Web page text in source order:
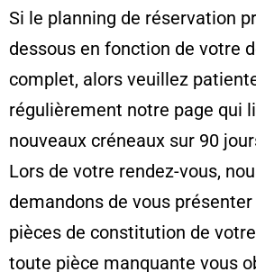
Si le planning de réservation
dessous en fonction de votre
complet, alors veuillez
régulièrement notre page qui
nouveaux créneaux sur 90
Lors de votre rendez-vous,
demandons de vous
pièces de constitution de
toute pièce manquante vous